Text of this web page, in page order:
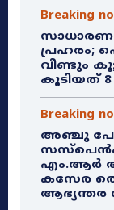
Breaking
പ്രഹരം;
വീണ്ടും
കൂടിയത്
Breaking
അഞ്ചു
എം.ആർ
കസേര
ആഭ്യന്തര